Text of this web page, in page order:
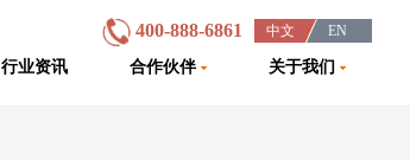
400-888-6861 中文 EN
行业资讯 合作伙伴 关于我们